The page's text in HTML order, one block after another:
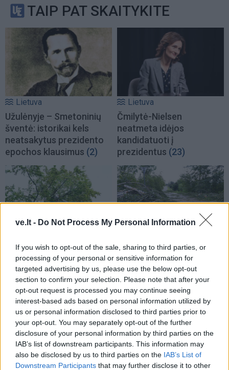
ve.lt - Do Not Process My Personal Information
If you wish to opt-out of the sale, sharing to third parties, or
processing of your personal or sensitive information for
targeted advertising by us, please use the below opt-out
section to confirm your selection. Please note that after your
opt-out request is processed you may continue seeing
interest-based ads based on personal information utilized by
us or personal information disclosed to third parties prior to
your opt-out. You may separately opt-out of the further
disclosure of your personal information by third parties on the
IAB’s list of downstream participants. This information may
also be disclosed by us to third parties on the IAB’s List of
Downstream Participants that may further disclose it to other
TAIP PAT SKAITYKITE
Lietuva
Užulėnyje – Smetoninių
šventė: istorikai kels
neatsakytus prezidento
epochos klausimus (2)
Lietuva
Čmilytė-Nielsen
neatmeta idėjos
kandidatuoti į
prezidentus (23)
Ugniagesiai dėl audros
nuverstų medžių į
iškvietimus vyko beveik
50 kartų
Ugniagesiai: dėl audros
nuverstų medžių į
iškvietimus vykome 49
kartus